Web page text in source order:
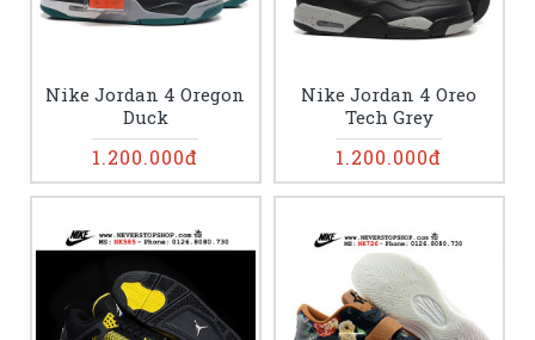
Nike Jordan 4 Oregon
Duck
1.200.000đ
Nike Jordan 4 Oreo
Tech Grey
1.200.000đ